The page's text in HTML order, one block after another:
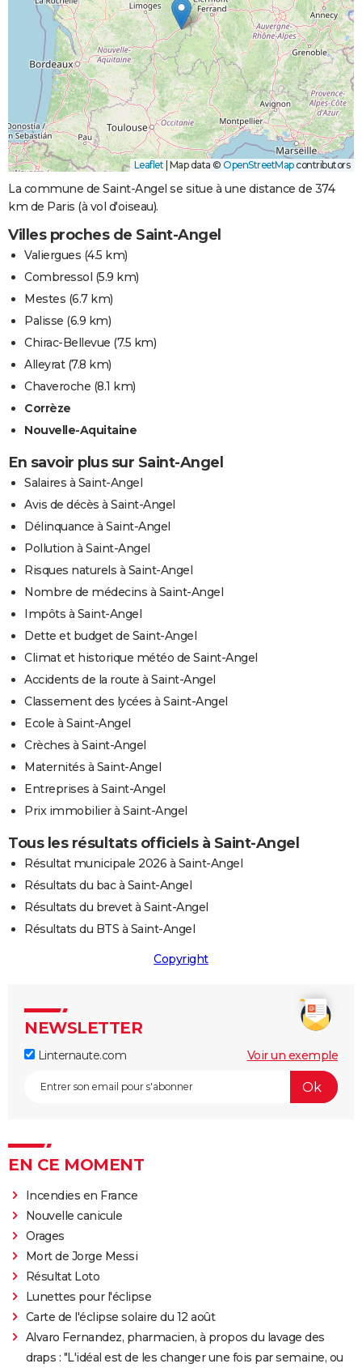
Leaflet Map data © OpenStreetMapcontributors
La commune de Saint-Angel se situe à une distance de 374
km de Paris (à vol d'oiseau).
Villes proches de Saint-Angel
Valiergues (4.5 km)
Combressol (5.9 km)
Mestes (6.7 km)
Palisse (6.9 km)
Chirac-Bellevue (7.5 km)
Alleyrat(7.8 km)
Chaveroche (8.1 km)
Corrèze
Nouvelle-Aquitaine
En savoir plus sur Saint-Angel
Salaires à Saint-Angel
Avis de décès à Saint-Angel
Délinquance à Saint-Angel
Pollution à Saint-Angel
Risques naturels à Saint-Angel
Nombre de médecins à Saint-Angel
Impôts à Saint-Angel
Dette et budget de Saint-Angel
Climat et historique météo de Saint-Angel
Accidents de la route à Saint-Angel
Classement des lycées à Saint-Angel
Ecole à Saint-Angel
Crèches à Saint-Angel
Maternités à Saint-Angel
Entreprises à Saint-Angel
Prix immobilier à Saint-Angel
Tous les résultats officiels à Saint-Angel
Résultat municipale 2026 à Saint-Angel
Résultats du bac à Saint-Angel
Résultats du brevet à Saint-Angel
Résultats du BTS à Saint-Angel
Copyright
NEWSLETTER
Linternaute.com Voir un exemple
EN CE MOMENT
Incendies en France
Nouvelle canicule
Orages
Mort de Jorge Messi
Résultat Loto
Lunettes pour l'éclipse
Carte de l'éclipse solaire du 12 août
Alvaro Fernandez, pharmacien, à propos du lavage des
draps : "L'idéal est de les changer une fois par semaine, ou